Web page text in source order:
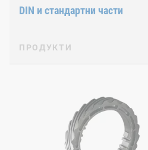
DIN и стандартни части
ПРОДУКТИ